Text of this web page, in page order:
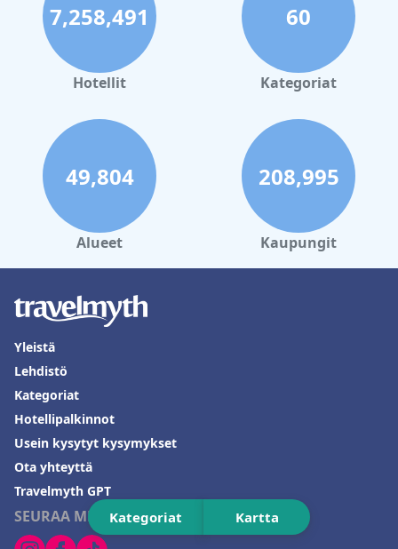
Kategoriat Kartta
7,258,491
Hotellit
60
Kategoriat
49,804
Alueet
208,995
Kaupungit
SEURAA MEITÄ
Yleistä
Lehdistö
Kategoriat
Hotellipalkinnot
Usein kysytyt kysymykset
Ota yhteyttä
Travelmyth GPT